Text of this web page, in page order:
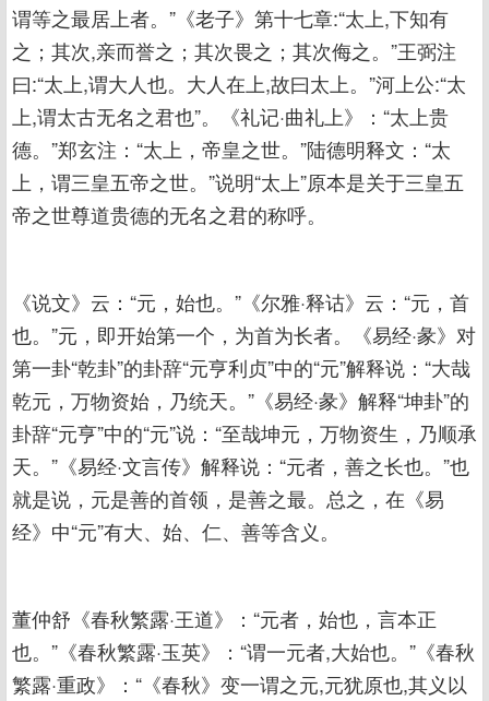
谓等之最居上者。”《老子》第十七章:“太上,下知有
之；其次,亲而誉之；其次畏之；其次侮之。”王弼注
曰:“太上,谓大人也。大人在上,故曰太上。”河上公:“太
上,谓太古无名之君也”。《礼记·曲礼上》：“太上贵
德。”郑玄注：“太上，帝皇之世。”陆德明释文：“太
上，谓三皇五帝之世。”说明“太上”原本是关于三皇五
帝之世尊道贵德的无名之君的称呼。
《说文》云：“元，始也。”《尔雅·释诂》云：“元，首
也。”元，即开始第一个，为首为长者。《易经·彖》对
第一卦“乾卦”的卦辞“元亨利贞”中的“元”解释说：“大哉
乾元，万物资始，乃统天。”《易经·彖》解释“坤卦”的
卦辞“元亨”中的“元”说：“至哉坤元，万物资生，乃顺承
天。”《易经·文言传》解释说：“元者，善之长也。”也
就是说，元是善的首领，是善之最。总之，在《易
经》中“元”有大、始、仁、善等含义。
董仲舒《春秋繁露·王道》：“元者，始也，言本正
也。”《春秋繁露·玉英》：“谓一元者,大始也。”《春秋
繁露·重政》：“《春秋》变一谓之元,元犹原也,其义以